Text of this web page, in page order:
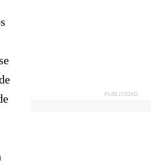
PUBLICIDAD